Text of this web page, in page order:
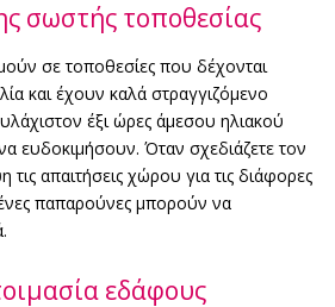
σωστής τοποθεσίας
σε τοποθεσίες που δέχονται
και έχουν καλά στραγγιζόμενο
έξι ώρες άμεσου ηλιακού
ευδοκιμήσουν. Όταν σχεδιάζετε τον
απαιτήσεις χώρου για τις διάφορες
παπαρούνες μπορούν να
εδάφους